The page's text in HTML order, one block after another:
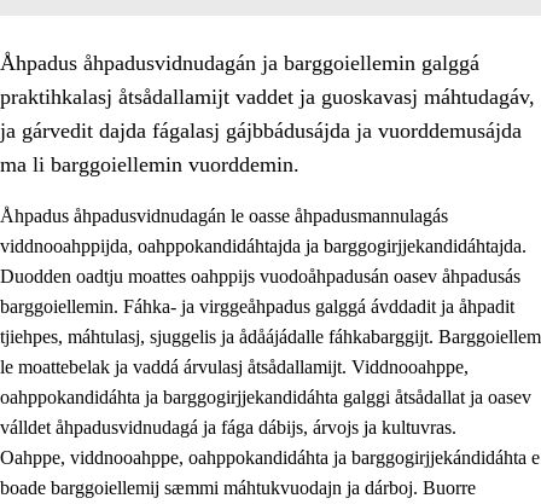
3.1 Sebrudahtte oahppambirás
Åhpadus åhpadusvidnudagán ja barggoiellemin galggá
praktihkalasj åtsådallamijt vaddet ja guoskavasj máhtudagáv,
ja gárvedit dajda fágalasj gájbbádusájda ja vuorddemusájda
ma li barggoiellemin vuorddemin.
Åhpadus åhpadusvidnudagán le oasse åhpadusmannulagás
viddnooahppijda, oahppokandidáhtajda ja barggogirjjekandidáhtajda.
Duodden oadtju moattes oahppijs vuodoåhpadusán oasev åhpadusás
barggoiellemin. Fáhka- ja virggeåhpadus galggá ávddadit ja åhpadit
tjiehpes, máhtulasj, sjuggelis ja ådåájádalle fáhkabarggijt. Barggoiellem
le moattebelak ja vaddá árvulasj åtsådallamijt. Viddnooahppe,
oahppokandidáhta ja barggogirjjekandidáhta galggi åtsådallat ja oasev
válldet åhpadusvidnudagá ja fága dábijs, árvojs ja kultuvras.
Oahppe, viddnooahppe, oahppokandidáhta ja barggogirjjekándidáhta e
boade barggoiellemij sæmmi máhtukvuodajn ja dárboj. Buorre